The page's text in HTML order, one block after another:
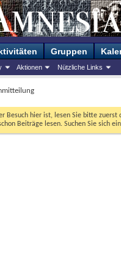
Aktionen Nützliche Links
Gruppen
Besuch hier ist, lesen Sie bitte zuerst
Beiträge lesen. Suchen Sie sich